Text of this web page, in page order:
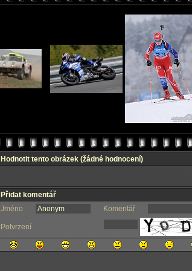
Hodnotit tento obrázek (žádné hodnocení)
Přidat komentář
Jméno
Komentář
Potvrzení